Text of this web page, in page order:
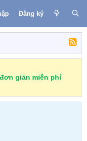
Đăng ký
giản miễn phí